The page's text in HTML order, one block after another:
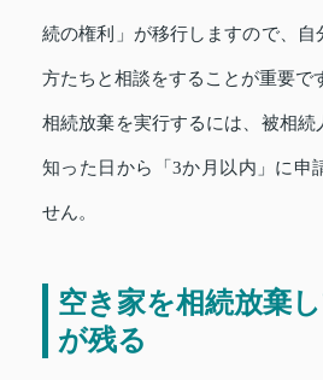
続の権利」が移行しますので、自
方たちと相談をすることが重要で
相続放棄を実行するには、被相続
知った日から「3か月以内」に申
せん。
空き家を相続放棄
が残る